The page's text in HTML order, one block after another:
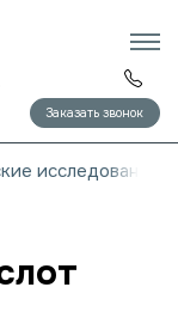
Заказать звонок
исследования